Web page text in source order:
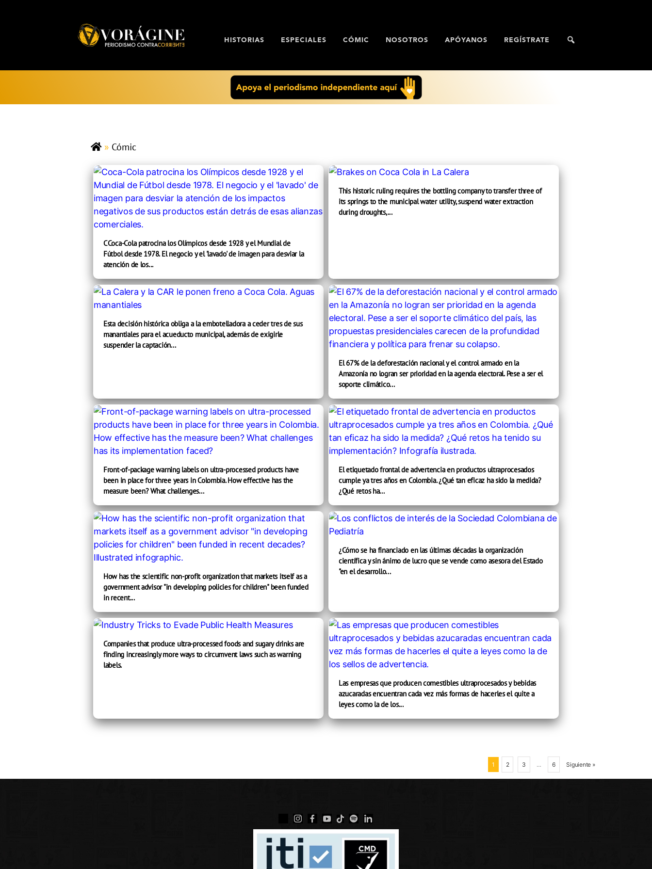
HISTORIAS ESPECIALES CÓMIC NOSOTROS APÓYANOS REGÍSTRATE
» Cómic
CCoca-Cola patrocina los Olímpicos desde 1928 y el Mundial de
Fútbol desde 1978. El negocio y el 'lavado' de imagen para desviar la
atención de los...
This historic ruling requires the bottling company to transfer three of
its springs to the municipal water utility, suspend water extraction
during droughts,...
Esta decisión histórica obliga a la embotelladora a ceder tres de sus
manantiales para el acueducto municipal, además de exigirle
suspender la captación...
El 67% de la deforestación nacional y el control armado en la
Amazonía no logran ser prioridad en la agenda electoral. Pese a ser el
soporte climático...
Front-of-package warning labels on ultra-processed products have
been in place for three years in Colombia. How effective has the
measure been? What challenges...
El etiquetado frontal de advertencia en productos ultraprocesados
cumple ya tres años en Colombia. ¿Qué tan eficaz ha sido la medida?
¿Qué retos ha...
How has the scientific non-profit organization that markets itself as a
government advisor "in developing policies for children" been funded
in recent...
¿Cómo se ha financiado en las últimas décadas la organización
científica y sin ánimo de lucro que se vende como asesora del Estado
"en el desarrollo...
Companies that produce ultra-processed foods and sugary drinks are
finding increasingly more ways to circumvent laws such as warning
labels.
Las empresas que producen comestibles ultraprocesados y bebidas
azucaradas encuentran cada vez más formas de hacerles el quite a
leyes como la de los...
1 2 3 … 6 Siguiente »